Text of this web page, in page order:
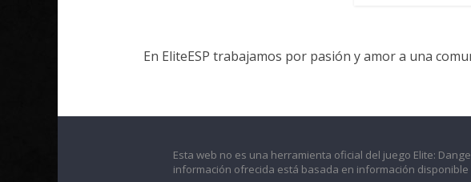
En EliteESP trabajamos por pasión y amor a una
Esta web no es una herramienta oficial del juego Elite:
información ofrecida está basada en información